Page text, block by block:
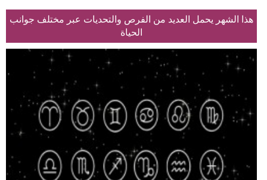
هذا الشهر يحمل العديد من الفرص والتحديات عبر مختلف جوانب
الحياة